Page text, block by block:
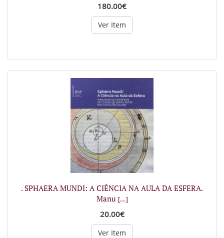
180.00€
Ver Item
. SPHAERA MUNDI: A CIÊNCIA NA AULA DA ESFERA.
Manu [...]
20.00€
Ver Item